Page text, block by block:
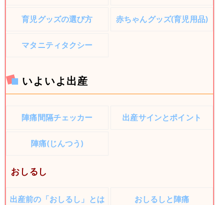
育児グッズの選び方 赤ちゃんグッズ(育児用品)
マタニティタクシー
いよいよ出産
陣痛間隔チェッカー 出産サインとポイント
陣痛(じんつう)
おしるし
出産前の「おしるし」とは おしるしと陣痛